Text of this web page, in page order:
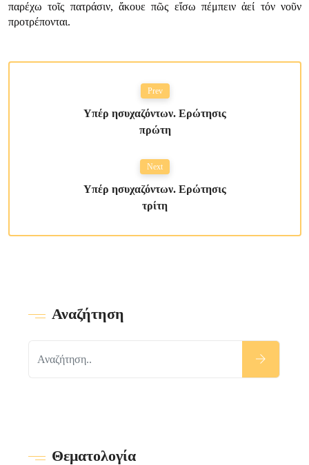
παρέχω τοῖς πατράσιν, ἄκουε πῶς εἴσω πέμπειν ἀεί τόν νοῦν
προτρέπονται.
Prev
Υπέρ ησυχαζόντων. Ερώτησις
πρώτη
Next
Υπέρ ησυχαζόντων. Ερώτησις
τρίτη
Αναζήτηση
Θεματολογία